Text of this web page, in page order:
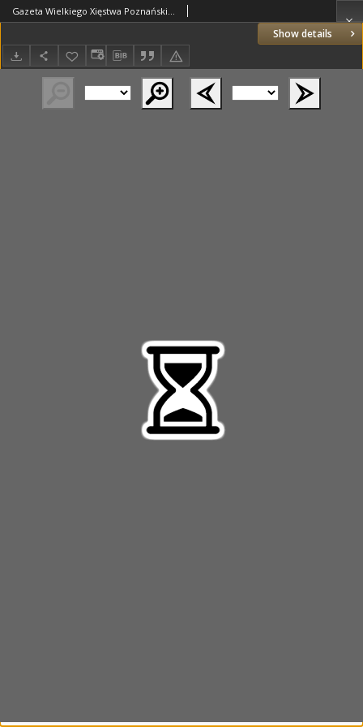
Show details
Gazeta Wielkiego Xięstwa Poznańskiego 1824.05.19 Nr40